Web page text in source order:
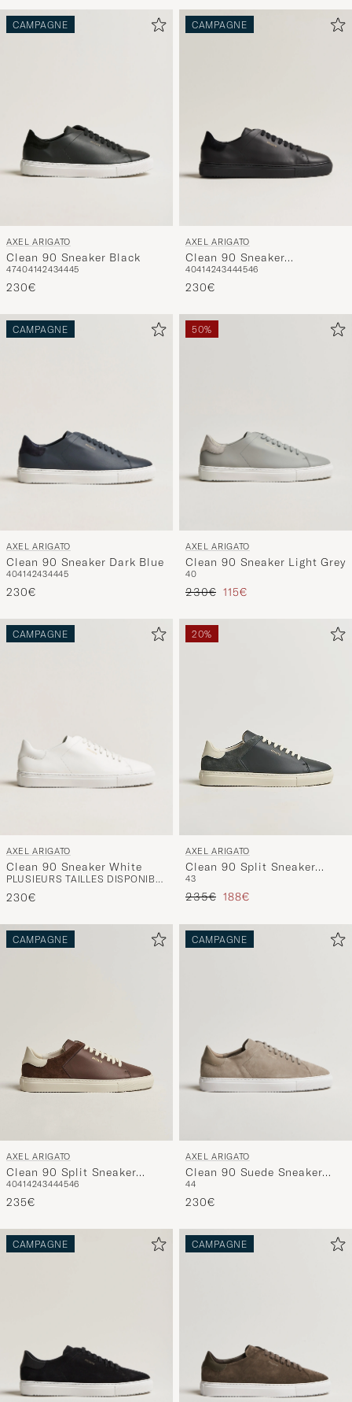
CAMPAGNE
AXEL ARIGATO
Clean 90 Sneaker Black
47404142434445
230€
CAMPAGNE
AXEL ARIGATO
Clean 90 Sneaker
Black/Black
40414243444546
230€
CAMPAGNE
AXEL ARIGATO
Clean 90 Sneaker Dark Blue
404142434445
230€
50%
AXEL ARIGATO
Clean 90 Sneaker Light Grey
40
Prix ordinaire
230€ Prix réduit
115€
CAMPAGNE
AXEL ARIGATO
Clean 90 Sneaker White
PLUSIEURS TAILLES DISPONIBLES
230€
20%
AXEL ARIGATO
Clean 90 Split Sneaker
Black
43
Prix ordinaire
235€ Prix réduit
188€
CAMPAGNE
AXEL ARIGATO
Clean 90 Split Sneaker
Brown
40414243444546
235€
CAMPAGNE
AXEL ARIGATO
Clean 90 Suede Sneaker
Beige
44
230€
CAMPAGNE CAMPAGNE